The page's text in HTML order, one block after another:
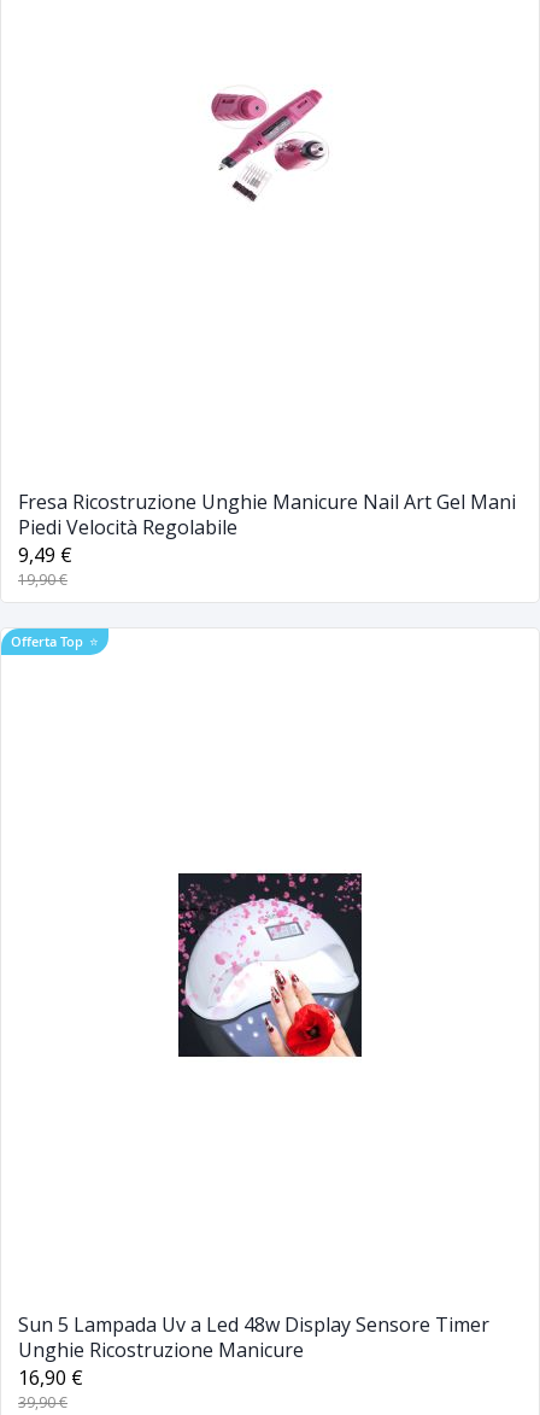
Fresa Ricostruzione Unghie Manicure Nail Art Gel Mani
Piedi Velocità Regolabile
9,49 €
19,90 €
Offerta Top ⭐
Sun 5 Lampada Uv a Led 48w Display Sensore Timer
Unghie Ricostruzione Manicure
16,90 €
39,90 €